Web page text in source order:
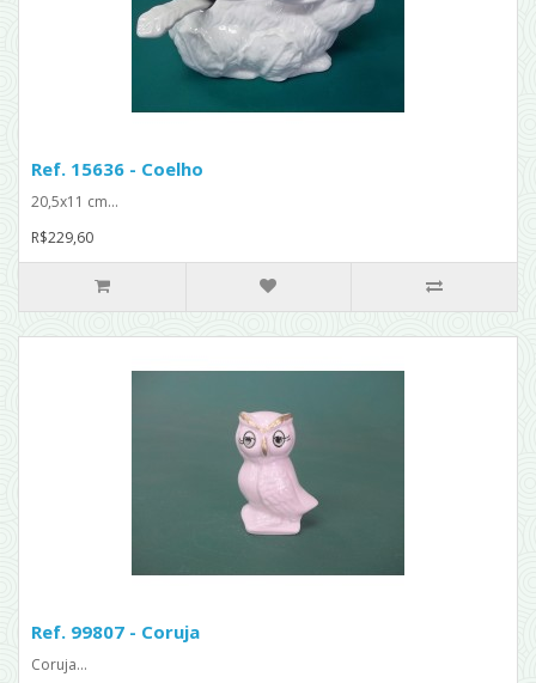
Ref. 15636 - Coelho
20,5x11 cm...
R$229,60
Ref. 99807 - Coruja
Coruja...